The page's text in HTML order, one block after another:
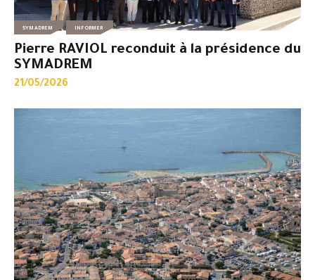
SYMADREM INFORMER
Pierre RAVIOL reconduit à la présidence du
SYMADREM
21/05/2026